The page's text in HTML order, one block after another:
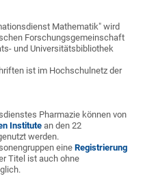
Mathematik" wird
Forschungsgemeinschaft
und Universitätsbibliothek
ist im Hochschulnetz der
Pharmazie können von
Institutean den 22
werden.
eineRegistrierung
Titel ist auch ohne